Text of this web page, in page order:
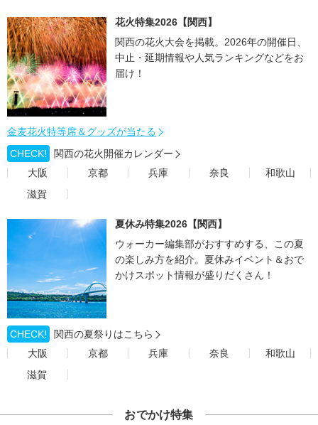
花火特集2026【関西】
関西の花火大会を掲載。2026年の開催日、
中止・延期情報や人気ランキングなどをお
届け！
金麦花火特等席＆グッズが当たる
CHECK!
関西の花火開催カレンダー
大阪
京都 兵庫 奈良
和歌山
滋賀
夏休み特集2026【関西】
ウォーカー編集部がおすすめする、この夏
の楽しみ方を紹介。夏休みイベント＆おで
かけスポット情報が盛りだくさん！
CHECK!
関西の夏祭りはこちら
大阪
京都 兵庫 奈良
和歌山
滋賀
おでかけ特集